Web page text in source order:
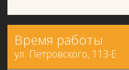
Время работы
ул. Петровского, 113-Е